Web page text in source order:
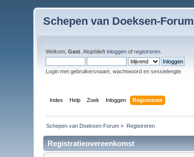
Schepen van Doeksen-Forum
Welkom,Gast . Alsjeblieftinloggen ofregistreren
Login met gebruikersnaam, wachtwoord en sessielengte
Index Help Zoek Inloggen Registreren
Schepen van Doeksen-Forum » Registreren
Registratieovereenkomst